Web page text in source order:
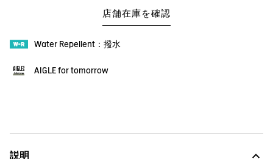
店舗在庫を確認
Water Repellent：撥水
AIGLE for tomorrow
説明